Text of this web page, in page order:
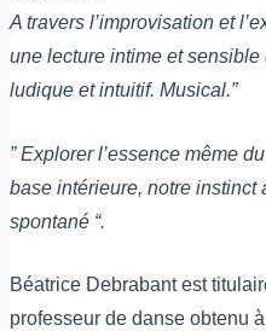
A travers l’improvisation et
une lecture intime et sensible
ludique et intuitif. Musical.”
” Explorer l’essence même
base intérieure, notre instinct
spontané “.
Béatrice Debrabant est
professeur de danse obtenu